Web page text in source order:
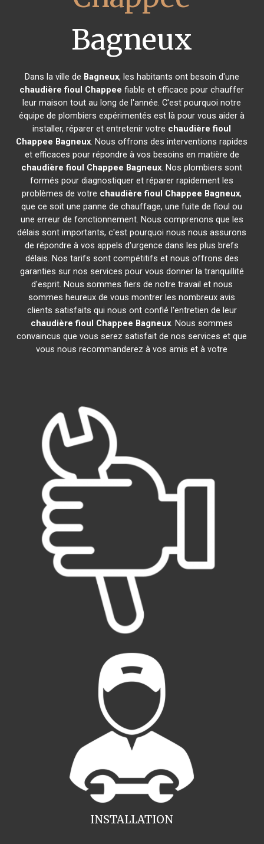
Bagneux
Dans la ville de Bagneux, les habitants ont besoin d'une
chaudière fioul Chappee fiable et efficace pour chauffer
leur maison tout au long de l'année. C'est pourquoi notre
équipe de plombiers expérimentés est là pour vous aider à
installer, réparer et entretenir votre chaudière fioul
Chappee Bagneux. Nous offrons des interventions rapides
et efficaces pour répondre à vos besoins en matière de
chaudière fioul Chappee Bagneux. Nos plombiers sont
formés pour diagnostiquer et réparer rapidement les
problèmes de votre chaudière fioul Chappee Bagneux,
que ce soit une panne de chauffage, une fuite de fioul ou
une erreur de fonctionnement. Nous comprenons que les
délais sont importants, c'est pourquoi nous nous assurons
de répondre à vos appels d'urgence dans les plus brefs
délais. Nos tarifs sont compétitifs et nous offrons des
garanties sur nos services pour vous donner la tranquillité
d'esprit. Nous sommes fiers de notre travail et nous
sommes heureux de vous montrer les nombreux avis
clients satisfaits qui nous ont confié l'entretien de leur
chaudière fioul Chappee Bagneux. Nous sommes
convaincus que vous serez satisfait de nos services et que
vous nous recommanderez à vos amis et à votre
INSTALLATION